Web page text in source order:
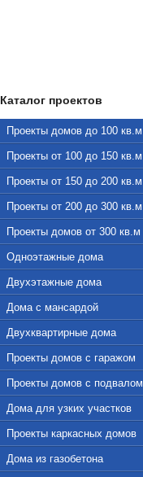
Каталог проектов
Проекты домов до 100 кв.м
Проекты от 100 до 150 кв.м
Проекты от 150 до 200 кв.м
Проекты от 200 до 300 кв.м
Проекты домов от 300 кв.м
Одноэтажные дома
Двухэтажные дома
Дома с мансардой
Двухквартирные дома
Проекты домов с гаражом
Проекты домов с подвалом
Дома для узких участков
Проекты каркасных домов
Дома из газобетона